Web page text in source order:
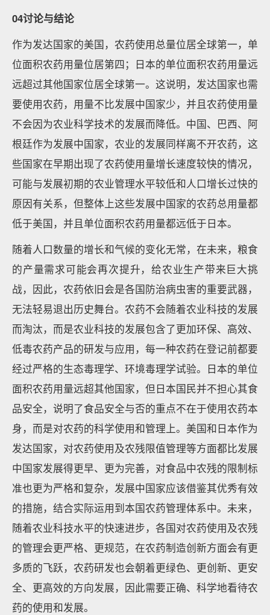
04讨论与结论
作为发达国家的美国，农药使用总量位居全球第一，单
位面积农药用量位居第四；日本的单位面积农药用量远
远超过其他国家位居全球第一。这说明，发达国家也需
要使用农药，用量不比发展中国家少，并且农药使用量
不会因为农业科学技术的发展而降低。中国、巴西、阿
根廷作为发展中国家，农业的发展同样离不开农药，这
些国家在早期出现了农药使用量增长速度较快的情况，
可能与发展初期的农业管理水平较低和人口增长过快的
原因有关系，但整体上这些发展中国家的农药总用量都
低于美国，并且单位面积农药用量都远低于日本。
随着人口数量的增长和气候的变化无常，在未来，粮食
的产量需求可能会再次提升，给农业生产带来巨大挑
战，因此，农药依旧会是各国防治病虫害的重要武器，
无法轻易退出历史舞台。农药不会随着农业科技的发展
而淘汰，而是农业科技的发展包含了更加环保、高效、
低毒农药产品的研发与应用，每一种农药在登记前都要
经过严格的生态毒理学、环境毒理学试验。日本的单位
面积农药用量远超其他国家，但日本国民并不担心其食
品安全，说明了食品安全与否的重点不在于使用农药本
身，而是对农药的科学使用和管理上。美国和日本作为
发达国家，对农药使用及农残限值管理等方面都比发展
中国家发展得更早、更为完善，对食品中农残的限制标
准也更为严格和复杂，发展中国家应该借鉴其优秀有效
的措施，结合实际运用到本国农药管理体系中。未来，
随着农业科技水平的快速进步，各国对农药使用及农残
的管理会更严格、更规范，在农药制造创新方面会有更
多质的飞跃，农药研发也会朝着更绿色、更创新、更安
全、更高效的方向发展，因此需要正确、科学地看待农
药的使用和发展。